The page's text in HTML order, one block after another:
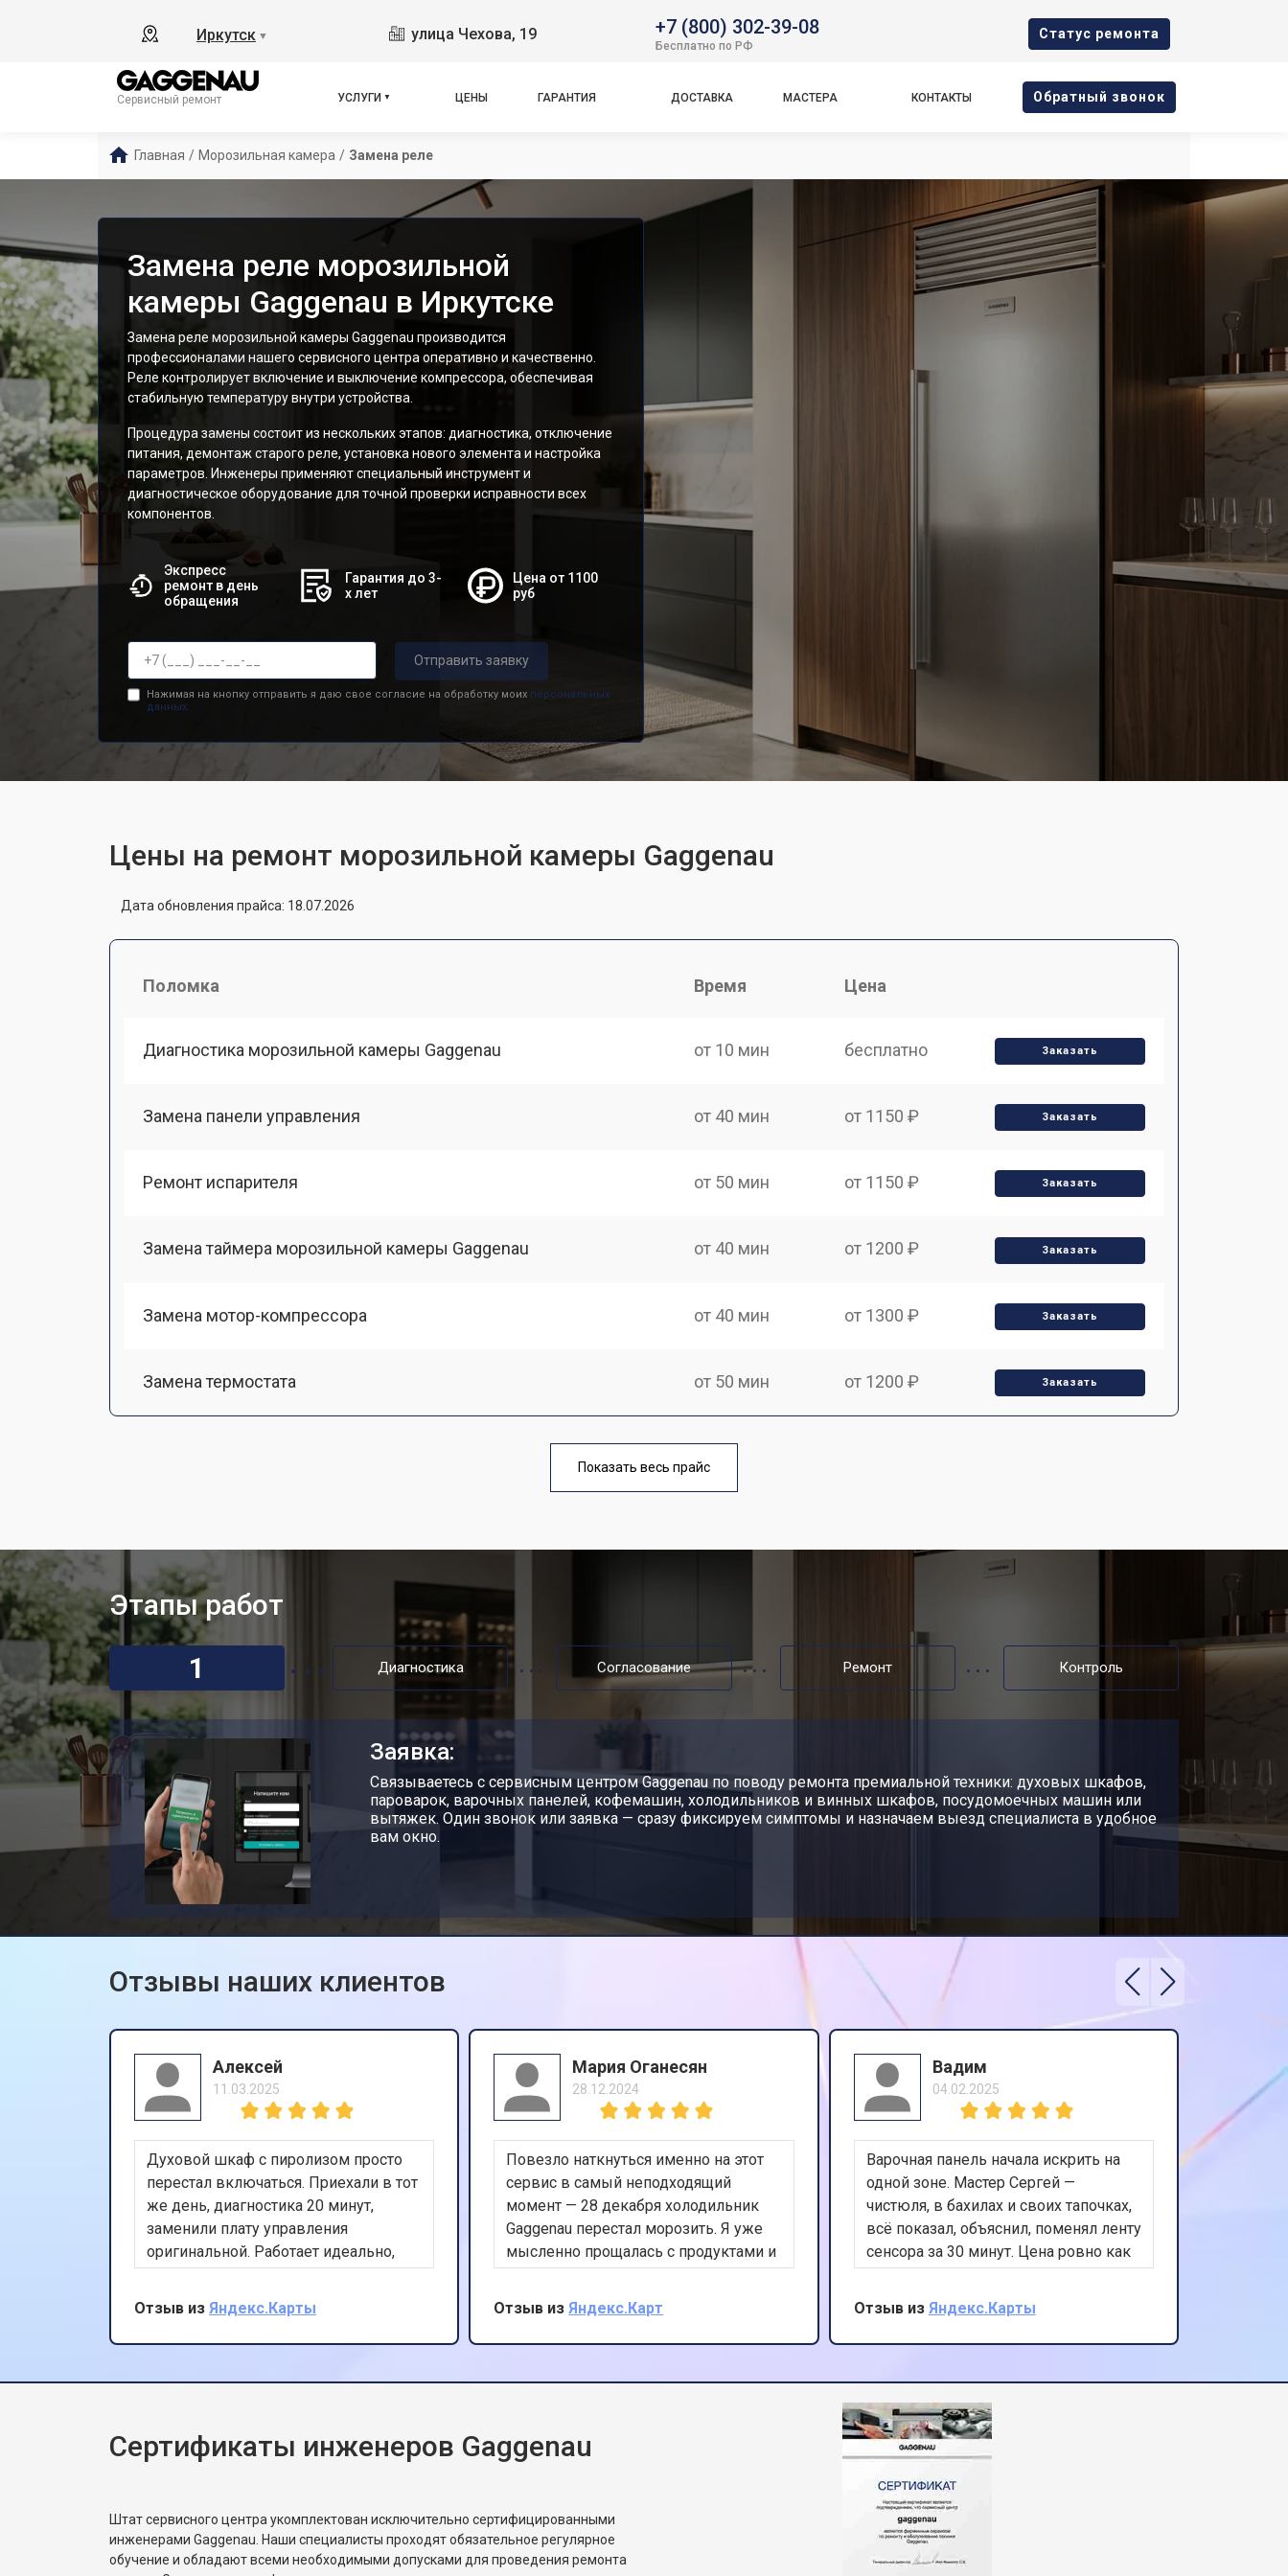
Иркутск ▼ улица Чехова, 19 +7 (800) 302-39-08
Бесплатно по РФ
Cтатус ремонта
Сервисный ремонт УСЛУГИ ЦЕНЫ ГАРАНТИЯ ДОСТАВКА МАСТЕРА КОНТАКТЫ Oбратный звонок
Главная / Морозильная камера / Замена реле
Замена реле морозильной
камеры Gaggenau в Иркутске
Замена реле морозильной камеры Gaggenau производится
профессионалами нашего сервисного центра оперативно и качественно.
Реле контролирует включение и выключение компрессора, обеспечивая
стабильную температуру внутри устройства.
Процедура замены состоит из нескольких этапов: диагностика, отключение
питания, демонтаж старого реле, установка нового элемента и настройка
параметров. Инженеры применяют специальный инструмент и
диагностическое оборудование для точной проверки исправности всех
компонентов.
Экспресс
ремонт в день
обращения
Гарантия до 3-
х лет
Цена от 1100
руб
Отправить заявку
Нажимая на кнопку отправить я даю свое согласие на обработку моих персональных
данных.
Цены на ремонт морозильной камеры Gaggenau
Дата обновления прайса: 18.07.2026
Поломка Время Цена
Диагностика морозильной камеры Gaggenau от 10 мин бесплатно Заказать
Замена панели управления от 40 мин от 1150 ₽ Заказать
Ремонт испарителя от 50 мин от 1150 ₽ Заказать
Замена таймера морозильной камеры Gaggenau от 40 мин от 1200 ₽ Заказать
Замена мотор-компрессора от 40 мин от 1300 ₽ Заказать
Замена термостата от 50 мин от 1200 ₽ Заказать
от 40 мин
Заправка фреоном
Замена шнура питания от 60 мин от 850 ₽ Заказать
Ремонт вентилятора
Показать весь прайс
Этапы работ
1
Диагностика Согласование Ремонт Контроль
Заявка:
Связываетесь с сервисным центром Gaggenau по поводу ремонта премиальной техники: духовых шкафов,
пароварок, варочных панелей, кофемашин, холодильников и винных шкафов, посудомоечных машин или
вытяжек. Один звонок или заявка — сразу фиксируем симптомы и назначаем выезд специалиста в удобное
вам окно.
Отзывы наших клиентов
Алексей
11.03.2025
Духовой шкаф с пиролизом просто
перестал включаться. Приехали в тот
же день, диагностика 20 минут,
заменили плату управления
оригинальной. Работает идеально,
цена не изменилась после осмотра.
Очень доволен скоростью и
качеством.
Отзыв из Яндекс.Карты
Мария Оганесян
28.12.2024
Повезло наткнуться именно на этот
сервис в самый неподходящий
момент — 28 декабря холодильник
Gaggenau перестал морозить. Я уже
мысленно прощалась с продуктами и
Новым годом. Другие сервисы либо
не брались за Gaggenau вообще, либо
называли цену новой техники. Здесь
оператор спокойно выслушал, сказал
телефону, и уже через 2,5 часа
морозилки, которую не видно без
фреон, заменил фильтр-осушитель.
Всё оригинал, чек, гарантия 24 месяца
Отзыв изЯндекс.Карт
Вадим
04.02.2025
Варочная панель начала искрить на
одной зоне. Мастер Сергей —
чистюля, в бахилах и своих тапочках,
всё показал, объяснил, поменял ленту
сенсора за 30 минут. Цена ровно как
по телефону. Спасибо!
Отзыв из Яндекс.Карты
Сертификаты инженеров Gaggenau
Штат сервисного центра укомплектован исключительно сертифицированными
инженерами Gaggenau. Наши специалисты проходят обязательное регулярное
обучение и обладают всеми необходимыми допусками для проведения ремонта